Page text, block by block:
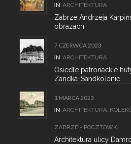
IN ARCHITEKTURA
Zabrze Andrzeja
obrazach.
7 CZERWCA 2023
IN ARCHITEKTURA
Osiedle patronackie
Zandka-Sandkolonie.
1 MARCA 2023
IN ARCHITEKTURA,
ZABRZE - POCZTÓWKI
Architektura ulicy